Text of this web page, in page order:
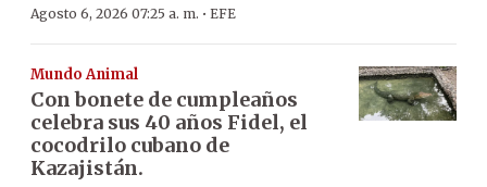
Agosto 6, 2026 07:25 a. m. · EFE
Mundo Animal
Con bonete de cumpleaños
celebra sus 40 años Fidel, el
cocodrilo cubano de
Kazajistán.